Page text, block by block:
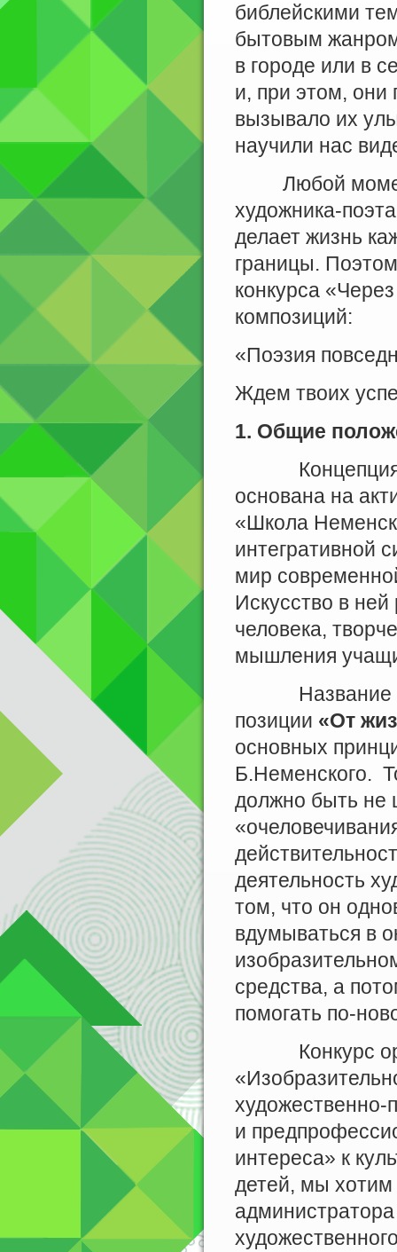
библейскими
бытовым
в городе или в
и, при этом, они
вызывало их
научили нас
Любой момент
художника-
делает жизнь
границы.
конкурса
композиций:
«Поэзия
Ждем твоих
1. Общие
Концепция
основана на
«Школа
интегративной
мир
Искусство в
человека,
мышления
Название
позиции «От
основных
Б.Неменского.
должно быть не
деятельность
том, что он
вдумываться в
средства, а
помогать по-
Конкурс
художественно-
и
интереса» к
детей, мы хотим